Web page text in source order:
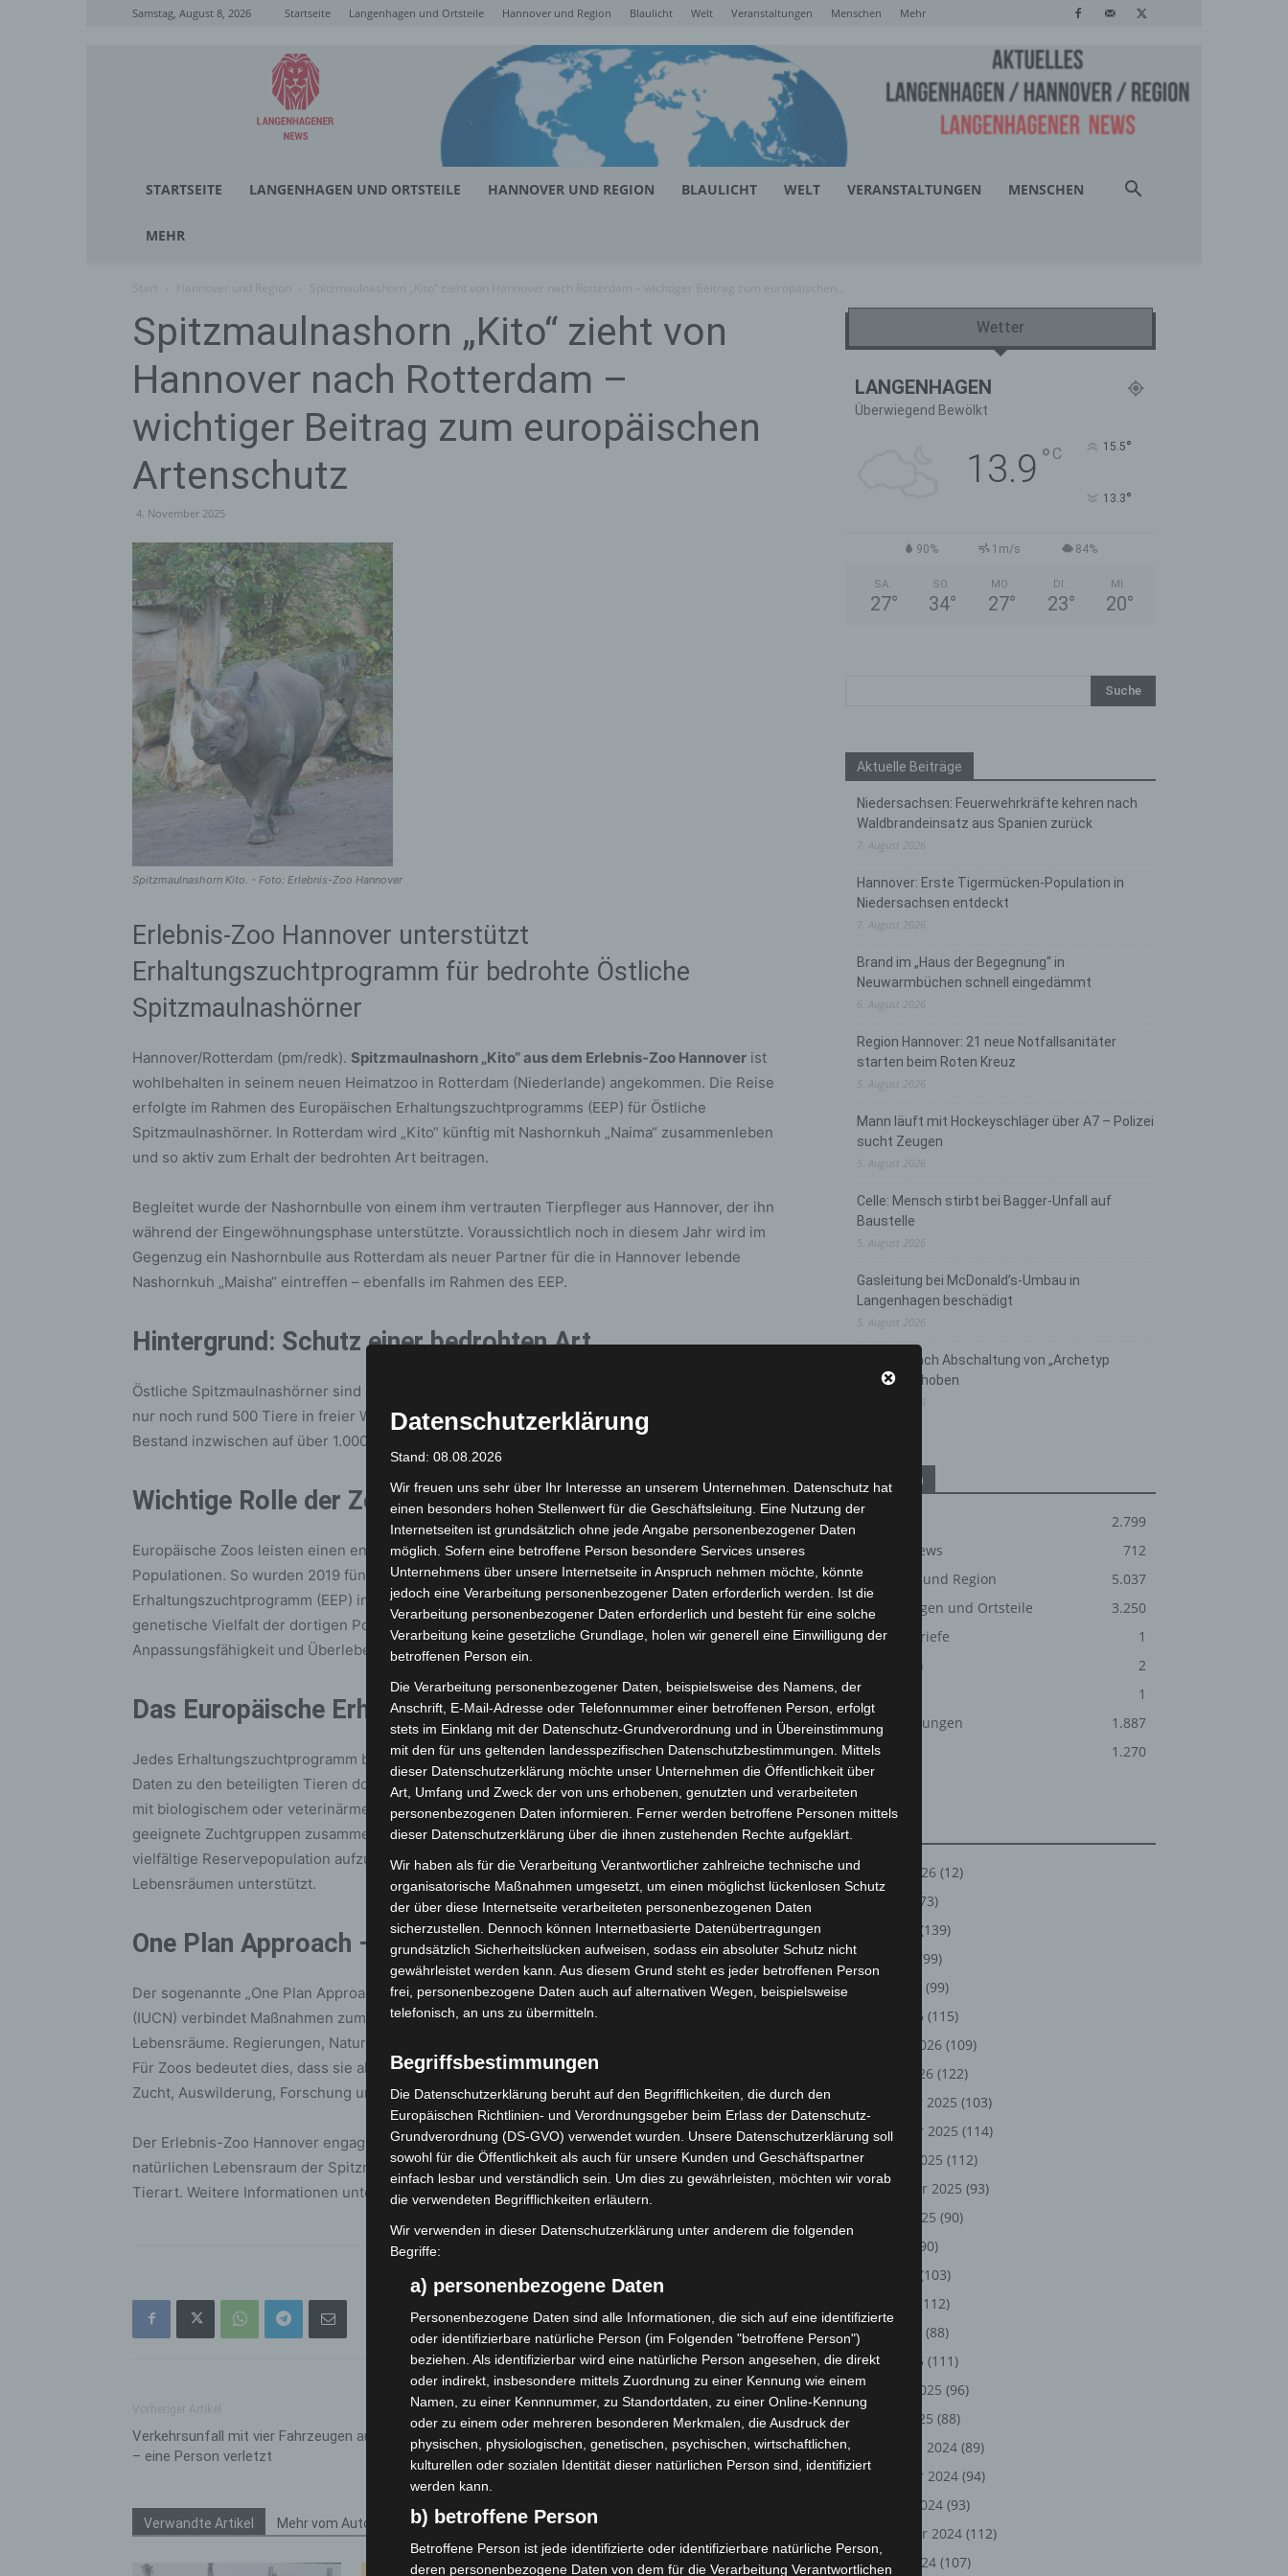
Samstag, August 8, 2026 Startseite Langenhagen und Ortsteile Hannover und Region Blaulicht Welt Veranstaltungen Menschen Mehr
Langenhagener
News
STARTSEITE LANGENHAGEN UND ORTSTEILE HANNOVER UND REGION BLAULICHT WELT VERANSTALTUNGEN MENSCHEN
MEHR
Spitzmaulnashorn „Kito“ zieht von
Hannover nach Rotterdam –
wichtiger Beitrag zum europäischen
Artenschutz
4. November 2025
Spitzmaulnashorn Kito. - Foto: Erlebnis-Zoo Hannover
Erlebnis-Zoo Hannover unterstützt
Erhaltungszuchtprogramm für bedrohte Östliche
Spitzmaulnashörner
Hannover/Rotterdam (pm/redk). Spitzmaulnashorn „Kito“ aus dem Erlebnis-Zoo Hannover ist
wohlbehalten in seinem neuen Heimatzoo in Rotterdam (Niederlande) angekommen. Die Reise
erfolgte im Rahmen des Europäischen Erhaltungszuchtprogramms (EEP) für Östliche
Spitzmaulnashörner. In Rotterdam wird „Kito“ künftig mit Nashornkuh „Naima“ zusammenleben
und so aktiv zum Erhalt der bedrohten Art beitragen.
Begleitet wurde der Nashornbulle von einem ihm vertrauten Tierpfleger aus Hannover, der ihn
während der Eingewöhnungsphase unterstützte. Voraussichtlich noch in diesem Jahr wird im
Gegenzug ein Nashornbulle aus Rotterdam als neuer Partner für die in Hannover lebende
Nashornkuh „Maisha“ eintreffen – ebenfalls im Rahmen des EEP.
Hintergrund: Schutz einer bedrohten Art
Östliche Spitzmaulnashörner sind stark vom Aussterben bedroht. Anfang der 1990er Jahre lebten
nur noch rund 500 Tiere in freier Wildbahn. Dank internationaler Schutzprogramme hat sich der
Bestand inzwischen auf über 1.000 Tiere in Afrika verdoppelt.
Wichtige Rolle der Zoos in der Arterhaltung
Europäische Zoos leisten einen entscheidenden Beitrag zur Erhaltung der wildlebenden
Populationen. So wurden 2019 fünf Spitzmaulnashörner aus dem Europäischen
Erhaltungszuchtprogramm (EEP) in den Akagera-Nationalpark in Ruanda gebracht, um die
genetische Vielfalt der dortigen Population zu stärken – ein Schlüsselfaktor für
Anpassungsfähigkeit und Überlebensfähigkeit. Weitere Wiederansiedlungen sind in Planung.
Das Europäische Erhaltungszuchtprogramm (EEP)
Jedes Erhaltungszuchtprogramm basiert auf einem digitalen Zuchtbuch, in dem alle relevanten
Daten zu den beteiligten Tieren dokumentiert werden. Eine fachlich qualifizierte Person – meist
mit biologischem oder veterinärmedizinischem Hintergrund – koordiniert das Programm, stellt
geeignete Zuchtgruppen zusammen und organisiert Tiertransporte. Ziel ist es, eine genetisch
vielfältige Reservepopulation aufzubauen, die langfristig die Wiederansiedlung in natürlichen
Lebensräumen unterstützt.
One Plan Approach – Ganzheitlicher Artenschutz
Der sogenannte „One Plan Approach“ (OPA) der Internationalen Union zur Bewahrung der Natur
(IUCN) verbindet Maßnahmen zum Schutz von Arten innerhalb und außerhalb ihrer natürlichen
Lebensräume. Regierungen, Naturschutzorganisationen und Zoos arbeiten dabei eng zusammen.
Für Zoos bedeutet dies, dass sie aktiv zur Erhaltung der Wildpopulationen beitragen – etwa durch
Zucht, Auswilderung, Forschung und Unterstützung von Schutzprojekten vor Ort.
Der Erlebnis-Zoo Hannover engagiert sich seit vielen Jahren sowohl im Zoo selbst als auch im
natürlichen Lebensraum der Spitzmaulnashörner in Kenia für den Schutz dieser faszinierenden
Tierart. Weitere Informationen unter:
www.zoo-hannover.de/save-the-rhino
Verkehrsunfall mit vier Fahrzeugen auf der A37
– eine Person verletzt
Nächster Artikel
Polizei stoppt Angreiferin beim „Tag der
Sicherheit“ im City Center Langenhagen
Verwandte Artikel Mehr vom Autor
Wetter
LANGENHAGEN
Überwiegend Bewölkt
13.9 ° C 15.5°
13.3°
90% 1m/s 84%
SA.
27°
SO.
34°
MO.
27°
DI.
23°
MI.
20°
Aktuelle Beiträge
Niedersachsen: Feuerwehrkräfte kehren nach
Waldbrandeinsatz aus Spanien zurück
7. August 2026
Hannover: Erste Tigermücken-Population in
Niedersachsen entdeckt
7. August 2026
Brand im „Haus der Begegnung“ in
Neuwarmbüchen schnell eingedämmt
6. August 2026
Region Hannover: 21 neue Notfallsanitäter
starten beim Roten Kreuz
5. August 2026
Mann läuft mit Hockeyschläger über A7 – Polizei
sucht Zeugen
5. August 2026
Celle: Mensch stirbt bei Bagger-Unfall auf
Baustelle
5. August 2026
Gasleitung bei McDonald’s-Umbau in
Langenhagen beschädigt
5. August 2026
Anklage nach Abschaltung von „Archetyp
Market“ erhoben
Kategorien
2.799
Corona-News
712
Hannover und Region
5.037
Langenhagen und Ortsteile
3.250
Leserbriefe
1
Menschen
2
Über uns
1
Veranstaltungen
1.887
Welt
1.270
August 2026 (12)
(73)
(139)
(99)
(99)
März 2026 (115)
Februar 2026 (109)
Januar 2026 (122)
Dezember 2025 (103)
November 2025 (114)
Oktober 2025 (112)
September 2025 (93)
August 2025 (90)
(90)
(103)
(112)
April 2025
(88)
März 2025 (111)
Februar 2025 (96)
Januar 2025 (88)
Dezember 2024 (89)
November 2024 (94)
Oktober 2024 (93)
September 2024 (112)
August 2024 (107)
Datenschutzerklärung
Stand: 08.08.2026
Wir freuen uns sehr über Ihr Interesse an unserem Unternehmen. Datenschutz hat
einen besonders hohen Stellenwert für die Geschäftsleitung. Eine Nutzung der
Internetseiten ist grundsätzlich ohne jede Angabe personenbezogener Daten
möglich. Sofern eine betroffene Person besondere Services unseres
Unternehmens über unsere Internetseite in Anspruch nehmen möchte, könnte
jedoch eine Verarbeitung personenbezogener Daten erforderlich werden. Ist die
Verarbeitung personenbezogener Daten erforderlich und besteht für eine solche
Verarbeitung keine gesetzliche Grundlage, holen wir generell eine Einwilligung der
betroffenen Person ein.
Die Verarbeitung personenbezogener Daten, beispielsweise des Namens, der
Anschrift, E-Mail-Adresse oder Telefonnummer einer betroffenen Person, erfolgt
stets im Einklang mit der Datenschutz-Grundverordnung und in Übereinstimmung
mit den für uns geltenden landesspezifischen Datenschutzbestimmungen. Mittels
dieser Datenschutzerklärung möchte unser Unternehmen die Öffentlichkeit über
Art, Umfang und Zweck der von uns erhobenen, genutzten und verarbeiteten
personenbezogenen Daten informieren. Ferner werden betroffene Personen mittels
dieser Datenschutzerklärung über die ihnen zustehenden Rechte aufgeklärt.
Wir haben als für die Verarbeitung Verantwortlicher zahlreiche technische und
organisatorische Maßnahmen umgesetzt, um einen möglichst lückenlosen Schutz
der über diese Internetseite verarbeiteten personenbezogenen Daten
sicherzustellen. Dennoch können Internetbasierte Datenübertragungen
grundsätzlich Sicherheitslücken aufweisen, sodass ein absoluter Schutz nicht
gewährleistet werden kann. Aus diesem Grund steht es jeder betroffenen Person
frei, personenbezogene Daten auch auf alternativen Wegen, beispielsweise
telefonisch, an uns zu übermitteln.
Begriffsbestimmungen
Die Datenschutzerklärung beruht auf den Begrifflichkeiten, die durch den
Europäischen Richtlinien- und Verordnungsgeber beim Erlass der Datenschutz-
Grundverordnung (DS-GVO) verwendet wurden. Unsere Datenschutzerklärung soll
sowohl für die Öffentlichkeit als auch für unsere Kunden und Geschäftspartner
einfach lesbar und verständlich sein. Um dies zu gewährleisten, möchten wir vorab
die verwendeten Begrifflichkeiten erläutern.
Wir verwenden in dieser Datenschutzerklärung unter anderem die folgenden
Begriffe:
a) personenbezogene Daten
Personenbezogene Daten sind alle Informationen, die sich auf eine identifizierte
oder identifizierbare natürliche Person (im Folgenden "betroffene Person")
beziehen. Als identifizierbar wird eine natürliche Person angesehen, die direkt
oder indirekt, insbesondere mittels Zuordnung zu einer Kennung wie einem
Namen, zu einer Kennnummer, zu Standortdaten, zu einer Online-Kennung
oder zu einem oder mehreren besonderen Merkmalen, die Ausdruck der
physischen, physiologischen, genetischen, psychischen, wirtschaftlichen,
kulturellen oder sozialen Identität dieser natürlichen Person sind, identifiziert
werden kann.
b) betroffene Person
Betroffene Person ist jede identifizierte oder identifizierbare natürliche Person,
deren personenbezogene Daten von dem für die Verarbeitung Verantwortlichen